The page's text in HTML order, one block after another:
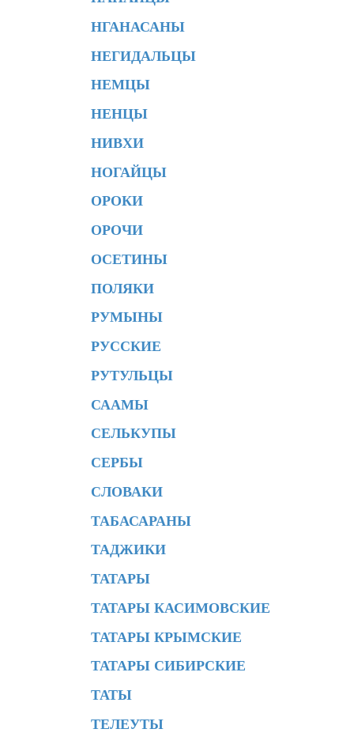
НГАНАСАНЫ
НЕГИДАЛЬЦЫ
НЕМЦЫ
НЕНЦЫ
НИВХИ
НОГАЙЦЫ
ОРОКИ
ОРОЧИ
ОСЕТИНЫ
ПОЛЯКИ
РУМЫНЫ
РУССКИЕ
РУТУЛЬЦЫ
СААМЫ
СЕЛЬКУПЫ
СЕРБЫ
СЛОВАКИ
ТАБАСАРАНЫ
ТАДЖИКИ
ТАТАРЫ
ТАТАРЫ КАСИМОВСКИЕ
ТАТАРЫ КРЫМСКИЕ
ТАТАРЫ СИБИРСКИЕ
ТАТЫ
ТЕЛЕУТЫ